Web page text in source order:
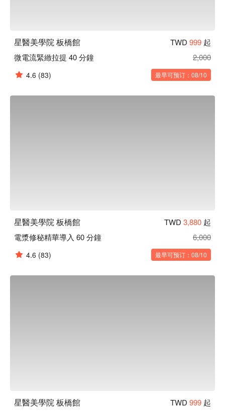
星醫美學院 板橋館 TWD 999 起
微電流緊緻拉提 40 分鐘
2,000
4.6 (83) 最早可预订：08/10
星醫美學院 板橋館 TWD 3,880 起
電漿修秘精華導入 60 分鐘
6,000
4.6 (83) 最早可预订：08/10
星醫美學院 板橋館 TWD 999 起